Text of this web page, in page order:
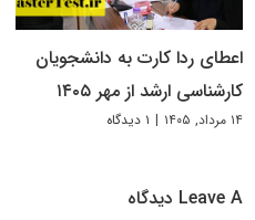
اعطای ردا کارت به دانشجویان
کارشناسی ارشد از مهر ۱۴۰۵
۱۴ مرداد, ۱۴۰۵ | ۱ دیدگاه
Leave A دیدگاه